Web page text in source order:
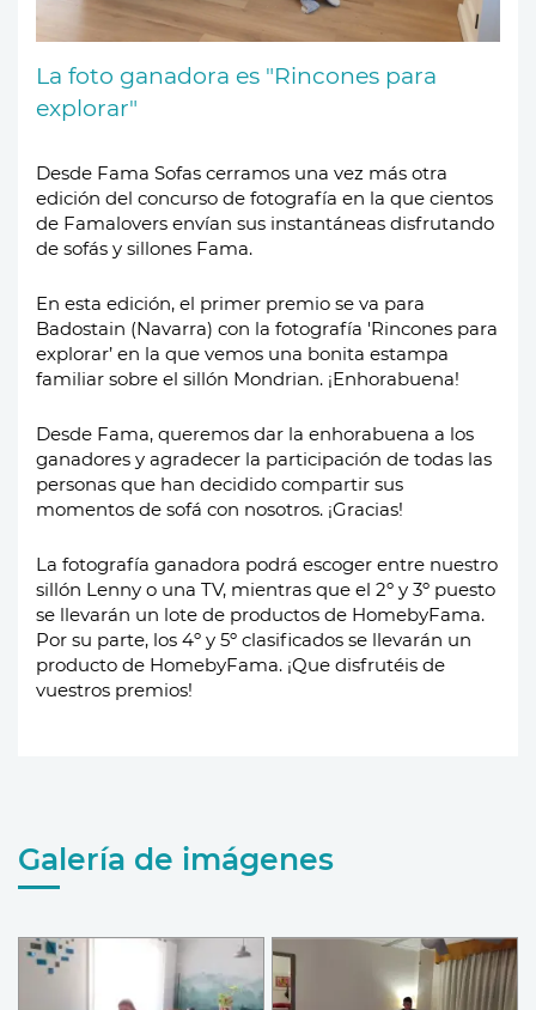
La foto ganadora es "Rincones para
explorar"
Desde Fama Sofas cerramos una vez más otra
edición del concurso de fotografía en la que cientos
de Famalovers envían sus instantáneas disfrutando
de sofás y sillones Fama.
En esta edición, el primer premio se va para
Badostain (Navarra) con la fotografía 'Rincones para
explorar’ en la que vemos una bonita estampa
familiar sobre el sillón Mondrian. ¡Enhorabuena!
Desde Fama, queremos dar la enhorabuena a los
ganadores y agradecer la participación de todas las
personas que han decidido compartir sus
momentos de sofá con nosotros. ¡Gracias!
La fotografía ganadora podrá escoger entre nuestro
sillón Lenny o una TV, mientras que el 2º y 3º puesto
se llevarán un lote de productos de HomebyFama.
Por su parte, los 4º y 5º clasificados se llevarán un
producto de HomebyFama. ¡Que disfrutéis de
vuestros premios!
Galería de imágenes